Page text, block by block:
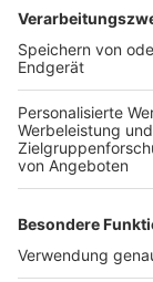
viel Grün
war eine
worden.
Skatepark,
Anzeige